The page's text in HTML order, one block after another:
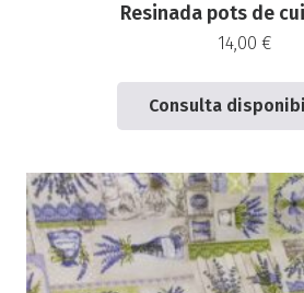
Resinada pots de
14,00 €
Consulta